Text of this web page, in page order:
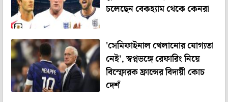
চলেছেন বেকহ্যাম থেকে কেনরা
'সেমিফাইনাল খেলানোর যোগ্যতা
নেই', স্বপ্নভঙ্গে রেফারিং নিয়ে
বিস্ফোরক ফ্রান্সের বিদায়ী কোচ
দেশঁ